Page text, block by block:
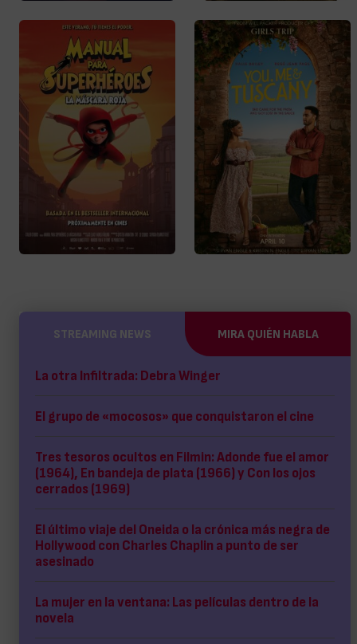
STREAMING NEWS MIRA QUIÉN HABLA
La otra Infiltrada: Debra Winger
El grupo de «mocosos» que conquistaron el cine
Tres tesoros ocultos en Filmin: Adonde fue el amor
(1964), En bandeja de plata (1966) y Con los ojos
cerrados (1969)
El último viaje del Oneida o la crónica más negra de
Hollywood con Charles Chaplin a punto de ser
asesinado
La mujer en la ventana: Las películas dentro de la
novela